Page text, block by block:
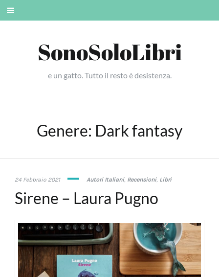
Skip
SonoSoloLibri
e un gatto. Tutto il resto è desistenza.
Genere: Dark fantasy
24 Febbraio 202118
Autori Italiani, Recensioni, Libri
Sirene – Laura Pugno